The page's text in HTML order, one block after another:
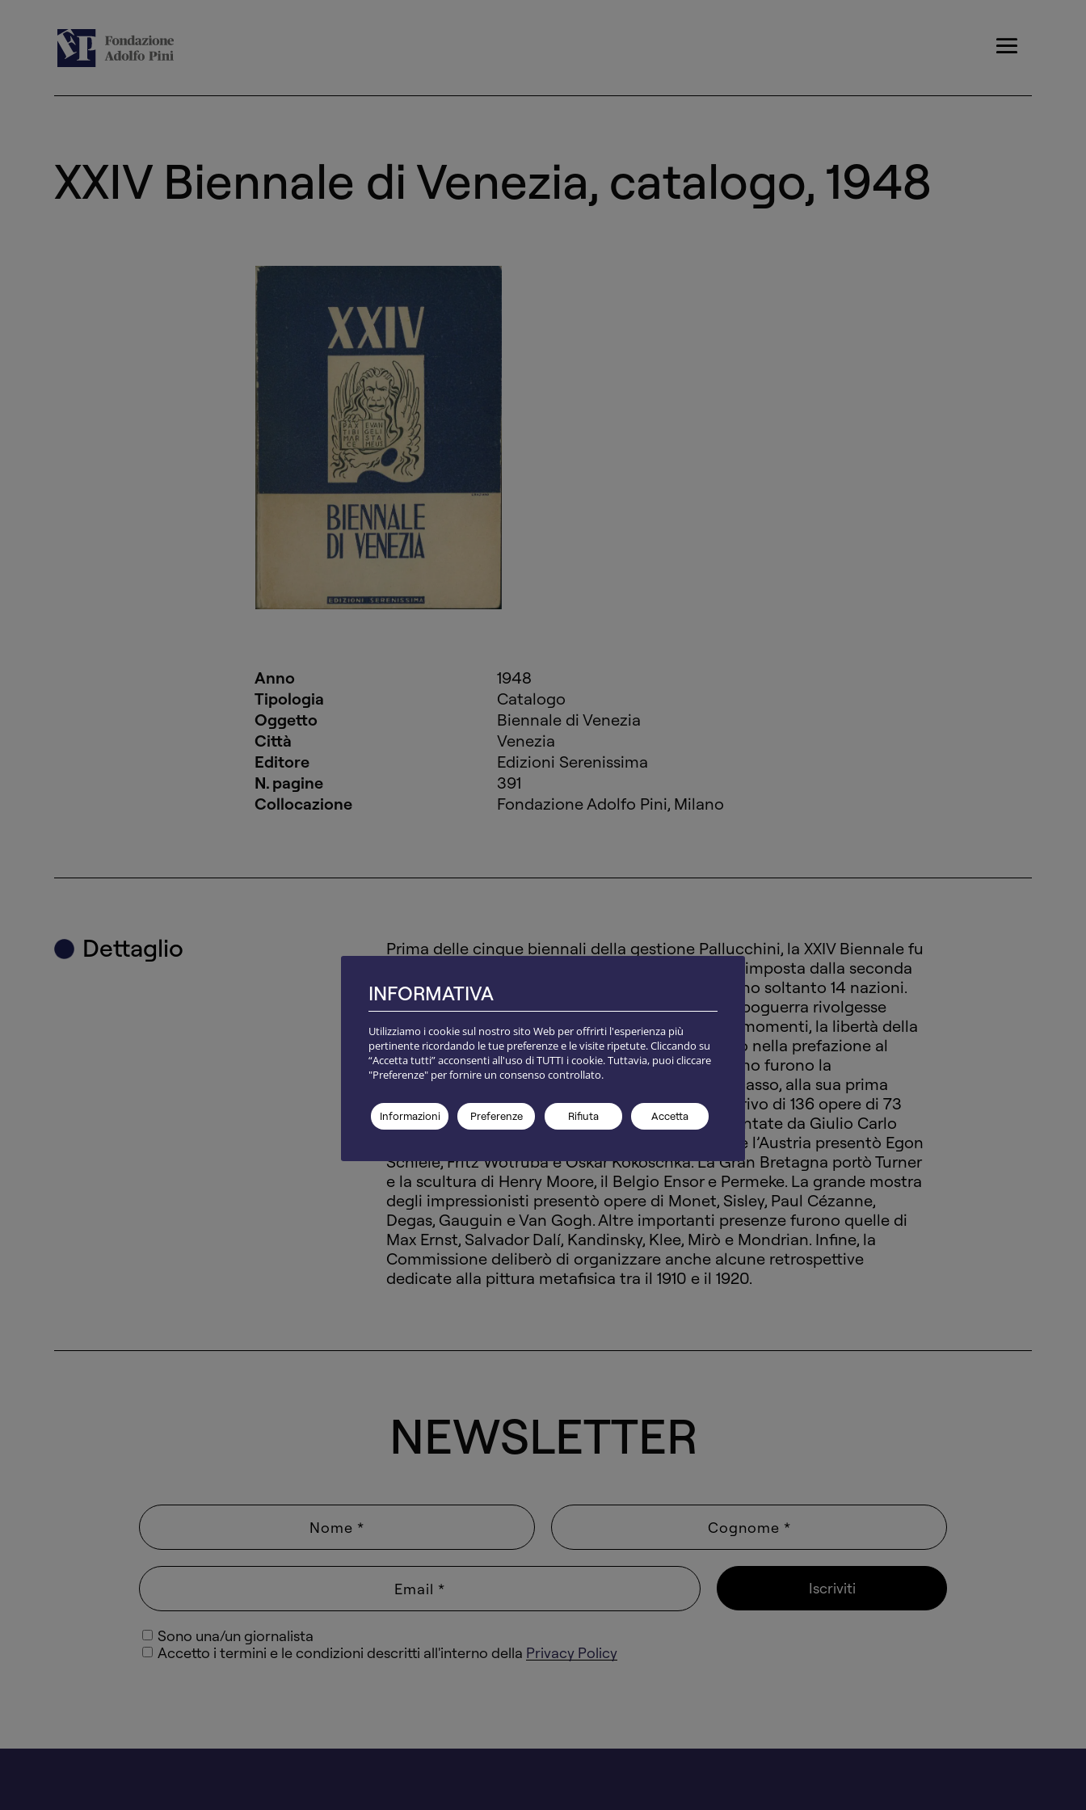
XXIV Biennale di Venezia, catalogo, 1948
Anno
1948
Tipologia
Catalogo
Oggetto
Biennale di Venezia
Città
Venezia
Editore
Edizioni Serenissima
N. pagine
391
Collocazione
Fondazione Adolfo Pini, Milano
Dettaglio
Prima delle cinque biennali della gestione Pallucchini, la XXIV Biennale fu
anche la prima ad essere allestita dopo la pausa imposta dalla seconda
guerra mondiale, motivo per il quale parteciparono soltanto 14 nazioni.
“Era doveroso che questa prima Biennale del dopoguerra rivolgesse
l’invito a grandi artisti che hanno difeso, in tristi momenti, la libertà della
cultura occidentale europea”, scrisse il segretario nella prefazione al
catalogo. E in effetti i due fatti di maggior richiamo furono la
retrospettiva presentata da Guttuso su Pablo Picasso, alla sua prima
apparizione alla Biennale, all’età di 67 anni, e l’arrivo di 136 opere di 73
artisti della collezione Peggy Guggenheim presentate da Giulio Carlo
Argan. La Francia portò Braque e Chagall, mentre l’Austria presentò Egon
Schiele, Fritz Wotruba e Oskar Kokoschka. La Gran Bretagna portò Turner
e la scultura di Henry Moore, il Belgio Ensor e Permeke. La grande mostra
degli impressionisti presentò opere di Monet, Sisley, Paul Cézanne,
Degas, Gauguin e Van Gogh. Altre importanti presenze furono quelle di
Max Ernst, Salvador Dalí, Kandinsky, Klee, Mirò e Mondrian. Infine, la
Commissione deliberò di organizzare anche alcune retrospettive
dedicate alla pittura metafisica tra il 1910 e il 1920.
NEWSLETTER
Iscriviti
Sono una/un giornalista
Accetto i termini e le condizioni descritti all'interno della Privacy Policy
INFORMATIVA
Utilizziamo i cookie sul nostro sito Web per offrirti l'esperienza più
pertinente ricordando le tue preferenze e le visite ripetute. Cliccando su
“Accetta tutti” acconsenti all'uso di TUTTI i cookie. Tuttavia, puoi cliccare
"Preferenze" per fornire un consenso controllato.
Informazioni Preferenze Rifiuta Accetta